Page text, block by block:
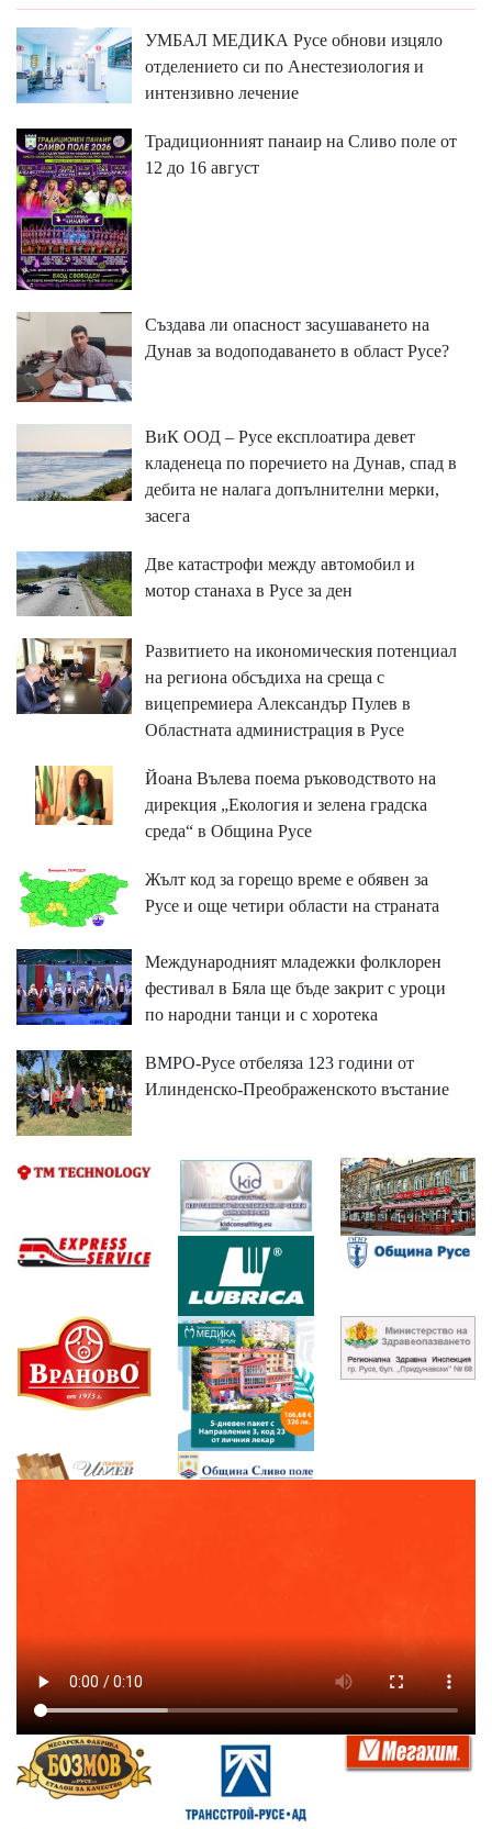
УМБАЛ МЕДИКА Русе обнови изцяло
отделението си по Анестезиология и
интензивно лечение
Традиционният панаир на Сливо поле от
12 до 16 август
Създава ли опасност засушаването на
Дунав за водоподаването в област Русе?
ВиК ООД – Русе експлоатира девет
кладенеца по поречието на Дунав, спад в
дебита не налага допълнителни мерки,
засега
Две катастрофи между автомобил и
мотор станаха в Русе за ден
Развитието на икономическия потенциал
на региона обсъдиха на среща с
вицепремиера Александър Пулев в
Областната администрация в Русе
Йоана Вълева поема ръководството на
дирекция „Екология и зелена градска
среда“ в Община Русе
Жълт код за горещо време е обявен за
Русе и още четири области на страната
Международният младежки фолклорен
фестивал в Бяла ще бъде закрит с уроци
по народни танци и с хоротека
ВМРО-Русе отбеляза 123 години от
Илинденско-Преображенското въстание